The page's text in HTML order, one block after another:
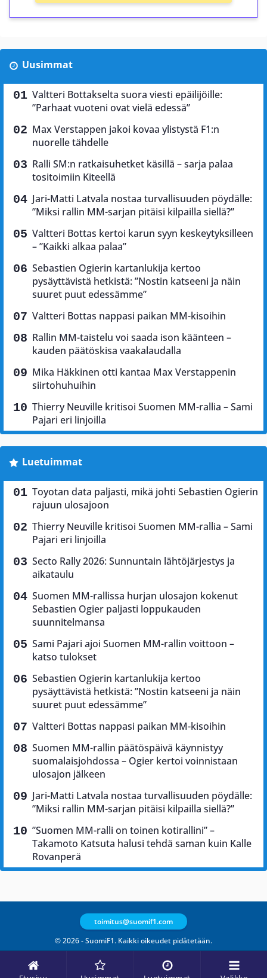
Uusimmat
Valtteri Bottakselta suora viesti epäilijöille:
”Parhaat vuoteni ovat vielä edessä”
Max Verstappen jakoi kovaa ylistystä F1:n
nuorelle tähdelle
Ralli SM:n ratkaisuhetket käsillä – sarja palaa
tositoimiin Kiteellä
Jari-Matti Latvala nostaa turvallisuuden pöydälle:
”Miksi rallin MM-sarjan pitäisi kilpailla siellä?”
Valtteri Bottas kertoi karun syyn keskeytyksilleen
– ”Kaikki alkaa palaa”
Sebastien Ogierin kartanlukija kertoo
pysäyttävistä hetkistä: ”Nostin katseeni ja näin
suuret puut edessämme”
Valtteri Bottas nappasi paikan MM-kisoihin
Rallin MM-taistelu voi saada ison käänteen –
kauden päätöskisa vaakalaudalla
Mika Häkkinen otti kantaa Max Verstappenin
siirtohuhuihin
Thierry Neuville kritisoi Suomen MM-rallia – Sami
Pajari eri linjoilla
Luetuimmat
Toyotan data paljasti, mikä johti Sebastien Ogierin
rajuun ulosajoon
Thierry Neuville kritisoi Suomen MM-rallia – Sami
Pajari eri linjoilla
Secto Rally 2026: Sunnuntain lähtöjärjestys ja
aikataulu
Suomen MM-rallissa hurjan ulosajon kokenut
Sebastien Ogier paljasti loppukauden
suunnitelmansa
Sami Pajari ajoi Suomen MM-rallin voittoon –
katso tulokset
Sebastien Ogierin kartanlukija kertoo
pysäyttävistä hetkistä: ”Nostin katseeni ja näin
suuret puut edessämme”
Valtteri Bottas nappasi paikan MM-kisoihin
Suomen MM-rallin päätöspäivä käynnistyy
suomalaisjohdossa – Ogier kertoi voinnistaan
ulosajon jälkeen
Jari-Matti Latvala nostaa turvallisuuden pöydälle:
”Miksi rallin MM-sarjan pitäisi kilpailla siellä?”
”Suomen MM-ralli on toinen kotirallini” –
Takamoto Katsuta halusi tehdä saman kuin Kalle
Rovanperä
© 2026 - SuomiF1. Kaikki oikeudet pidätetään.
toimitus@suomif1.com